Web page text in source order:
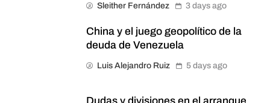
Sleither Fernández 3 days ago
China y el juego geopolítico de la
deuda de Venezuela
Luis Alejandro Ruiz 5 days ago
Dudas y divisiones en el arranque